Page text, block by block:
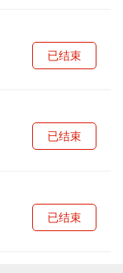
已结束
已结束
已结束